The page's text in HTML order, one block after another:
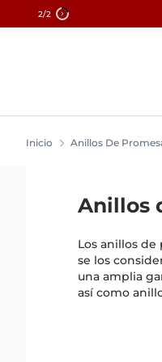
2/2
Inicio Anillos De
Anillos
Los anillos
se los
una amplia
así como